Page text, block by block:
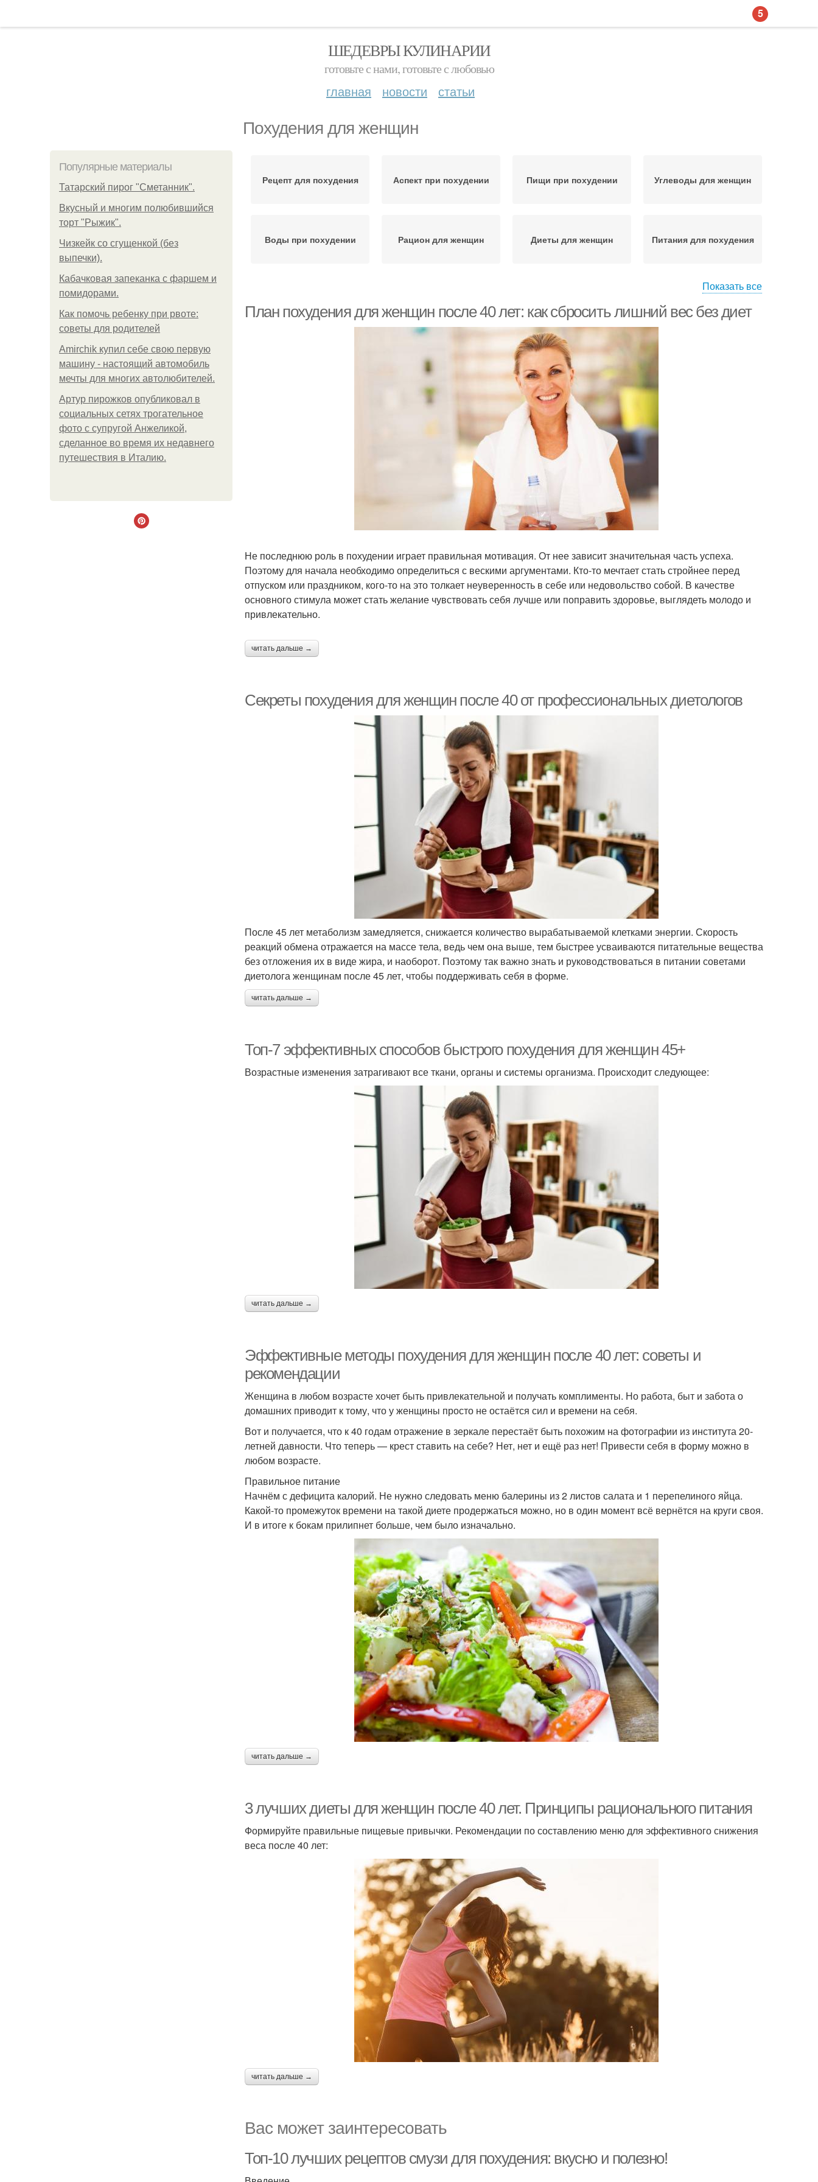
ШЕДЕВРЫ КУЛИНАРИИ
готовьте с нами, готовьте с любовью
главная новости статьи
Похудения для женщин
Популярные материалы
Татарский пирог "Сметанник".
Вкусный и многим полюбившийся
торт "Рыжик".
Чизкейк со сгущенкой (без
выпечки).
Кабачковая запеканка с фаршем и
помидорами.
Как помочь ребенку при рвоте:
советы для родителей
Amirchik купил себе свою первую
машину - настоящий автомобиль
мечты для многих автолюбителей.
Артур пирожков опубликовал в
социальных сетях трогательное
фото с супругой Анжеликой,
сделанное во время их недавнего
путешествия в Италию.
Рецепт для похудения Аспект при похудении Пищи при похудении Углеводы для женщин
Воды при похудении Рацион для женщин Диеты для женщин Питания для похудения
Результаты в
похудении
Отдых для успешного
похудения
Переедания при
похудении
Упражнения для женщин Меню для похудения
Показать все
План похудения для женщин после 40 лет: как сбросить лишний вес без диет
Не последнюю роль в похудении играет правильная мотивация. От нее зависит значительная часть успеха.
Поэтому для начала необходимо определиться с вескими аргументами. Кто-то мечтает стать стройнее перед
отпуском или праздником, кого-то на это толкает неуверенность в себе или недовольство собой. В качестве
основного стимула может стать желание чувствовать себя лучше или поправить здоровье, выглядеть молодо и
привлекательно.
читать дальше →
Секреты похудения для женщин после 40 от профессиональных диетологов
После 45 лет метаболизм замедляется, снижается количество вырабатываемой клетками энергии. Скорость
реакций обмена отражается на массе тела, ведь чем она выше, тем быстрее усваиваются питательные вещества
без отложения их в виде жира, и наоборот. Поэтому так важно знать и руководствоваться в питании советами
диетолога женщинам после 45 лет, чтобы поддерживать себя в форме.
читать дальше →
Топ-7 эффективных способов быстрого похудения для женщин 45+
Возрастные изменения затрагивают все ткани, органы и системы организма. Происходит следующее:
читать дальше →
Эффективные методы похудения для женщин после 40 лет: советы и
рекомендации
Женщина в любом возрасте хочет быть привлекательной и получать комплименты. Но работа, быт и забота о
домашних приводит к тому, что у женщины просто не остаётся сил и времени на себя.
Вот и получается, что к 40 годам отражение в зеркале перестаёт быть похожим на фотографии из института 20-
летней давности. Что теперь — крест ставить на себе? Нет, нет и ещё раз нет! Привести себя в форму можно в
любом возрасте.
Правильное питание
Начнём с дефицита калорий. Не нужно следовать меню балерины из 2 листов салата и 1 перепелиного яйца.
Какой-то промежуток времени на такой диете продержаться можно, но в один момент всё вернётся на круги своя.
И в итоге к бокам прилипнет больше, чем было изначально.
читать дальше →
3 лучших диеты для женщин после 40 лет. Принципы рационального питания
Формируйте правильные пищевые привычки. Рекомендации по составлению меню для эффективного снижения
веса после 40 лет:
читать дальше →
Вас может заинтересовать
Топ-10 лучших рецептов смузи для похудения: вкусно и полезно!
5